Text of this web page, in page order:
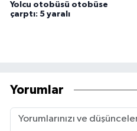
Yolcu otobüsü otobüse
çarptı: 5 yaralı
Yorumlar